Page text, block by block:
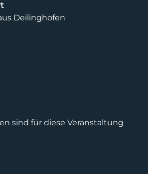
Deilinghofen
sind für diese Veranstaltung